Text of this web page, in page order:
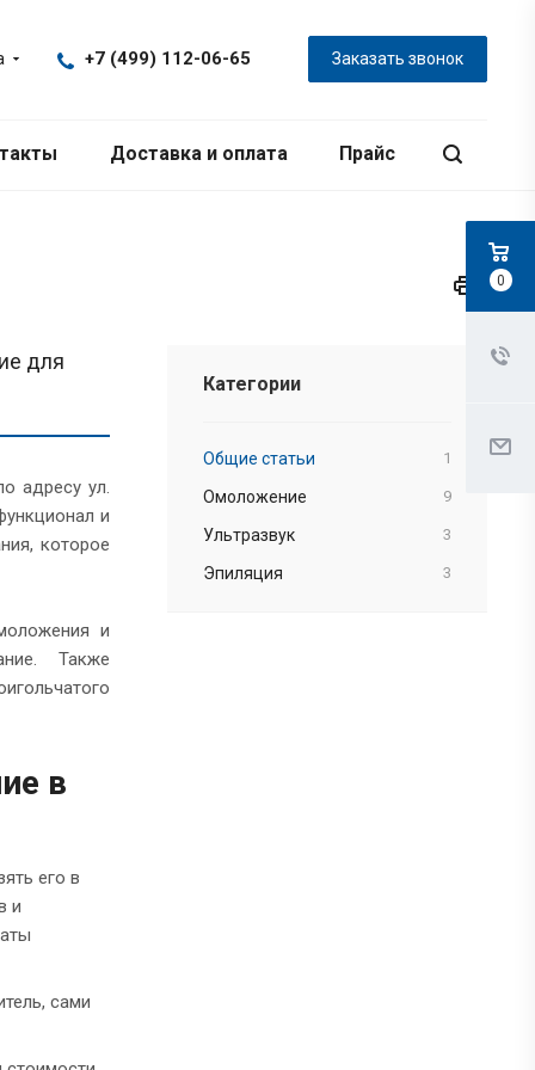
+7 (499) 112-06-65 Заказать звонок
Доставка и оплата Прайс
для
адресу ул.
и
которое
и
Также
в
его в
и
сами
Категории
Общие статьи 1
Омоложение 9
Ультразвук 3
Эпиляция 3
0